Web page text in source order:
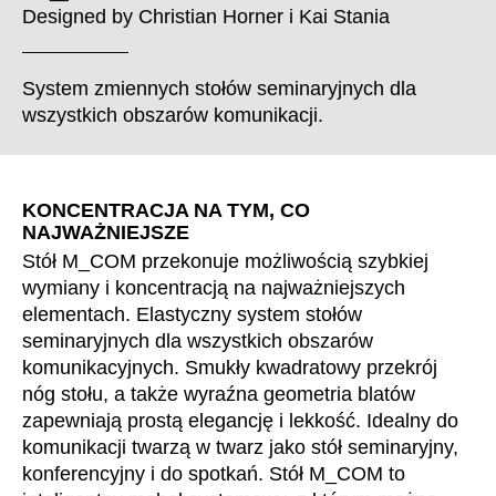
Chorwacja(HR)
Filipiny (PH)
Ghana(GH)
Grecja(GR)
Gwinea(GN)
Hiszpania(ES)
Holandia (NL)
Hongkong(HK)
Indie(IN)
Indonezja(ID)
Iran(IR)
Irlandia(IE)
Designed by Christian Horner i Kai Stania
System zmiennych stołów seminaryjnych dla
wszystkich obszarów komunikacji.
KONCENTRACJA NA TYM, CO
NAJWAŻNIEJSZE
Stół M_COM przekonuje możliwością szybkiej
wymiany i koncentracją na najważniejszych
elementach. Elastyczny system stołów
seminaryjnych dla wszystkich obszarów
komunikacyjnych. Smukły kwadratowy przekrój
nóg stołu, a także wyraźna geometria blatów
zapewniają prostą elegancję i lekkość. Idealny do
komunikacji twarzą w twarz jako stół seminaryjny,
konferencyjny i do spotkań. Stół M_COM to